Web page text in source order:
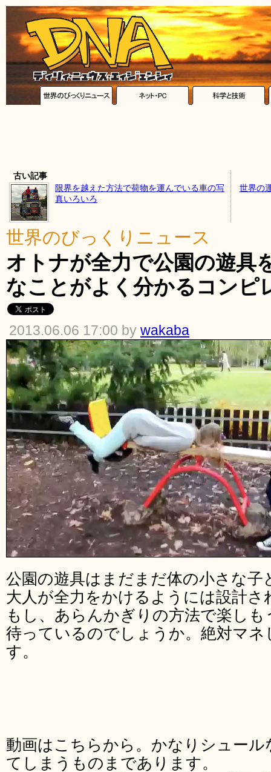
古い記事
限界を越えた方法で荷物を運んでいる車の写
真いろいろ
世界の
世界のびっくりニュース
オトナが全力で公園の遊具
なことがよく分かるコンピ
2013.06.06 17:00 by wakaba
公園の遊具はまだまだ体の小さな
大人が全力をかけるようには設計
もし、あらんかぎりの方法で楽し
待っているのでしょうか。絶対マ
す。
動画はこちらから。かなりシュー
てしまうものまであります。